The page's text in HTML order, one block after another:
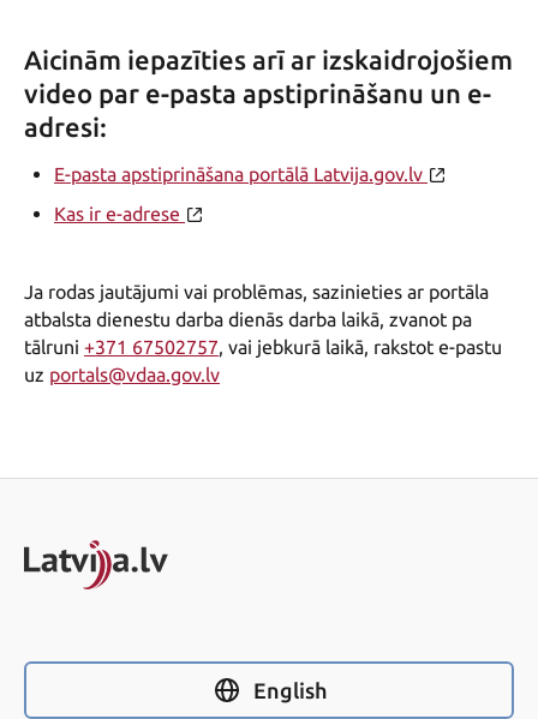
Aicinām iepazīties arī ar izskaidrojošiem
video par e-pasta apstiprināšanu un e-
adresi:
E-pasta apstiprināšana portālā Latvija.gov.lv
Kas ir e-adrese
Ja rodas jautājumi vai problēmas, sazinieties ar portāla
atbalsta dienestu darba dienās darba laikā, zvanot pa
tālruni +371 67502757 , vai jebkurā laikā, rakstot e-pastu
uz portals@vdaa.gov.lv
English